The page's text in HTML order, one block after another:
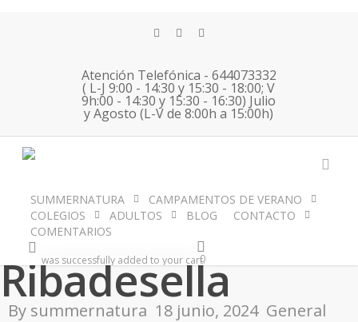
twitterfacebookinstagram
Atención Telefónica - 644073332
( L-J 9:00 - 14:30 y 15:30 - 18:00; V
9h:00 - 14:30 y 15:30 - 16:30) Julio
y Agosto (L-V de 8:00h a 15:00h)
SUMMERNATURA
CAMPAMENTOS DE VERANO
COLEGIOS
ADULTOS BLOG
CONTACTO
COMENTARIOS
0
was successfully added to your cart.
17 06 2024
English
Immersion
Ribadesella
By summernatura 18 junio, 2024 General
No Comments